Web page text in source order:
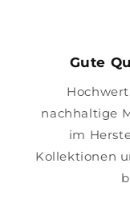
Gute
nachhaltige
im
Kollektionen